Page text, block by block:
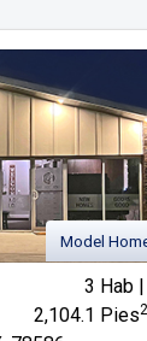
Model
3 Hab
2,104.1 Pies2